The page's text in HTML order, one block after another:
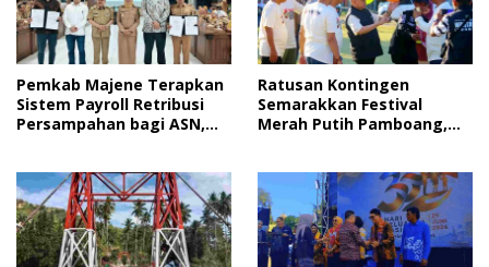
Pemkab Majene Terapkan
Sistem Payroll Retribusi
Persampahan bagi ASN,
Ratusan Kontingen
Semarakkan Festival
Merah Putih Pamboang,
Tanah Air